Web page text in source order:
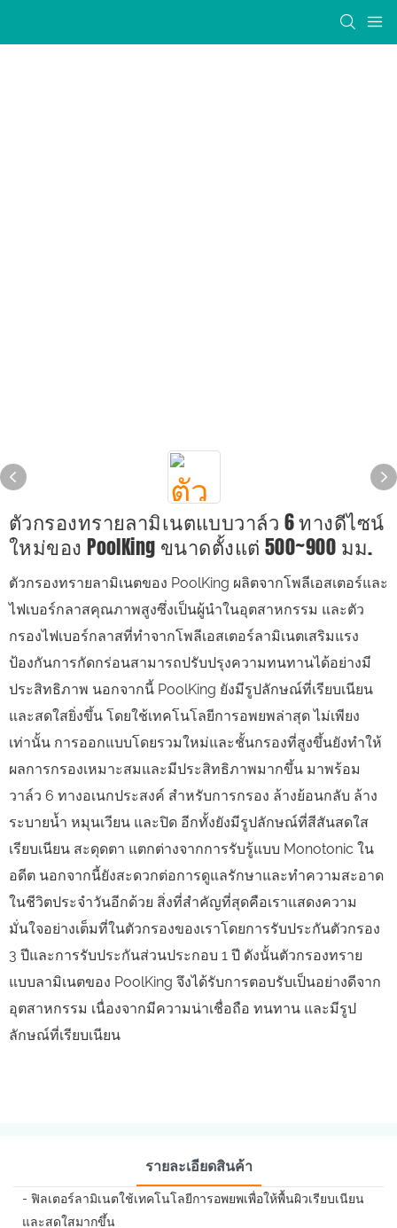
ตัวกรองทรายลามิเนตแบบวาล์ว 6 ทางดีไซน์
ใหม่ของ PoolKing ขนาดตั้งแต่ 500~900 มม.
ตัวกรองทรายลามิเนตของ PoolKing ผลิตจากโพลีเอสเตอร์และ
ไฟเบอร์กลาสคุณภาพสูงซึ่งเป็นผู้นำในอุตสาหกรรม และตัว
กรองไฟเบอร์กลาสที่ทำจากโพลีเอสเตอร์ลามิเนตเสริมแรง
ป้องกันการกัดกร่อนสามารถปรับปรุงความทนทานได้อย่างมี
ประสิทธิภาพ นอกจากนี้ PoolKing ยังมีรูปลักษณ์ที่เรียบเนียน
และสดใสยิ่งขึ้น โดยใช้เทคโนโลยีการอพยพล่าสุด ไม่เพียง
เท่านั้น การออกแบบโดยรวมใหม่และชั้นกรองที่สูงขึ้นยังทำให้
ผลการกรองเหมาะสมและมีประสิทธิภาพมากขึ้น มาพร้อม
วาล์ว 6 ทางอเนกประสงค์ สำหรับการกรอง ล้างย้อนกลับ ล้าง
ระบายน้ำ หมุนเวียน และปิด อีกทั้งยังมีรูปลักษณ์ที่สีสันสดใส
เรียบเนียน สะดุดตา แตกต่างจากการรับรู้แบบ Monotonic ใน
อดีต นอกจากนี้ยังสะดวกต่อการดูแลรักษาและทำความสะอาด
ในชีวิตประจำวันอีกด้วย สิ่งที่สำคัญที่สุดคือเราแสดงความ
มั่นใจอย่างเต็มที่ในตัวกรองของเราโดยการรับประกันตัวกรอง
3 ปีและการรับประกันส่วนประกอบ 1 ปี ดังนั้นตัวกรองทราย
แบบลามิเนตของ PoolKing จึงได้รับการตอบรับเป็นอย่างดีจาก
อุตสาหกรรม เนื่องจากมีความน่าเชื่อถือ ทนทาน และมีรูป
ลักษณ์ที่เรียบเนียน
รายละเอียดสินค้า
- ฟิลเตอร์ลามิเนตใช้เทคโนโลยีการอพยพเพื่อให้พื้นผิวเรียบเนียน
และสดใสมากขึ้น